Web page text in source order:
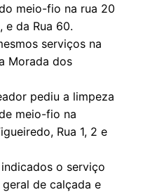
meio-fio na rua 20
e da Rua 60.
serviços na
Morada dos
pediu a limpeza
meio-fio na
Rua 1, 2 e
o serviço
de calçada e